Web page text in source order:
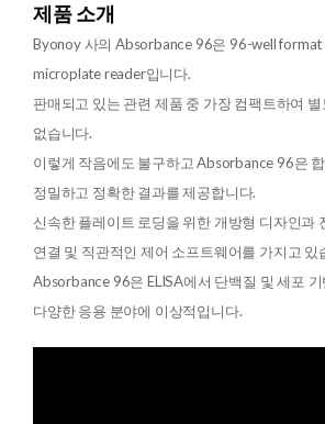
제품 소개
Byonoy 사의 Absorbance 96은 96-well format
microplate reader입니다.
판매되고 있는 관련 제품 중 가장 컴팩트하여
없습니다.
이렇게 작음에도 불구하고 Absorbance 96은
정밀하고 정확한 결과를 제공합니다.
신속한 플레이트 로딩을 위한 개방형 디자인과
연결 및 직관적인 제어 소프트웨어를 가지고 있
Absorbance 96은 ELISA에서 단백질 및 세포
다양한 응용 분야에 이상적입니다.